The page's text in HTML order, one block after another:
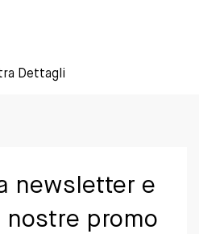
Dettagli
newsletter e
nostre promo